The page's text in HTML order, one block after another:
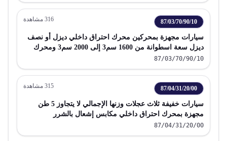
87/03/70/90/10
316 مشاهدة
سيارات مجهزة بمحركين محرك احتراق داخلي ديزل أو نصف
ديزل سعة اسطوانة من 1600 سم3 إلى 2000 سم3 ومحرك
كهربائي يمكن شحنه بتوصيلة خارجية
87/03/70/90/10
87/04/31/20/00
315 مشاهدة
سيارات خفيفة ثلاث عجلات وزنها الإجمالي لا يتجاوز 5 طن
مجهزة بمحرك احتراق داخلي مكابس إشعال بالشرر
87/04/31/20/00